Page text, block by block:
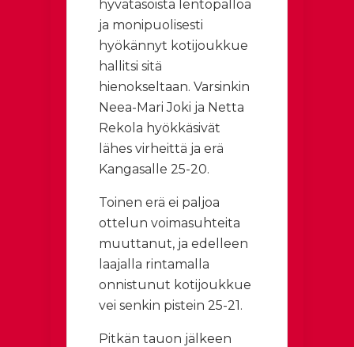
hyvätasoista lentopalloa
ja monipuolisesti
hyökännyt kotijoukkue
hallitsi sitä
hienokseltaan. Varsinkin
Neea-Mari Joki ja Netta
Rekola hyökkäsivät
lähes virheittä ja erä
Kangasalle 25-20.
Toinen erä ei paljoa
ottelun voimasuhteita
muuttanut, ja edelleen
laajalla rintamalla
onnistunut kotijoukkue
vei senkin pistein 25-21.
Pitkän tauon jälkeen